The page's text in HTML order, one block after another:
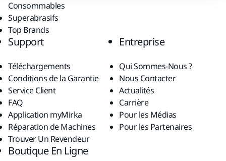
Consommables
Superabrasifs
Top Brands
Support
Téléchargements
Conditions de la Garantie
Service Client
FAQ
Application myMirka
Réparation de Machines
Trouver Un Revendeur
Entreprise
Qui Sommes-Nous ?
Nous Contacter
Actualités
Carrière
Pour les Médias
Pour les Partenaires
Boutique En Ligne